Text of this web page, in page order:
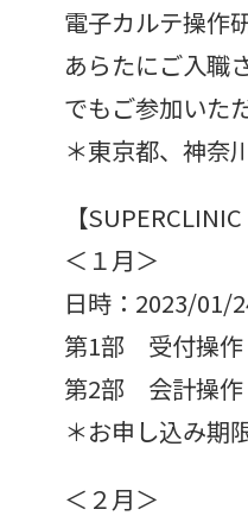
電子カルテ操作
あらたにご入職
でもご参加いた
＊東京都、神奈
【
＜１月＞
日時：2023/01/
第1部 受付操
第2部 会計操
＊お申し込み期
＜２月＞